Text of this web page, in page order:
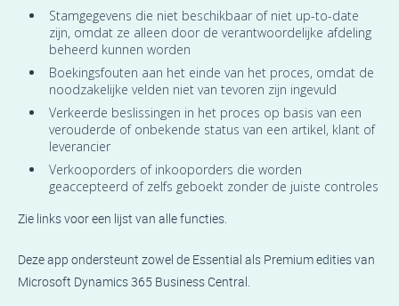
Stamgegevens die niet beschikbaar of niet up-to-date
zijn, omdat ze alleen door de verantwoordelijke afdeling
beheerd kunnen worden
Boekingsfouten aan het einde van het proces, omdat de
noodzakelijke velden niet van tevoren zijn ingevuld
Verkeerde beslissingen in het proces op basis van een
verouderde of onbekende status van een artikel, klant of
leverancier
Verkooporders of inkooporders die worden
geaccepteerd of zelfs geboekt zonder de juiste controles
Zie links voor een lijst van alle functies.
Deze app ondersteunt zowel de Essential als Premium edities van
Microsoft Dynamics 365 Business Central.